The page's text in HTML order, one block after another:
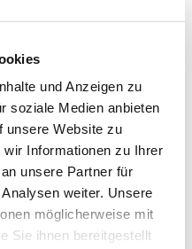
und Anzeigen zu
soziale Medien anbieten
unsere Website zu
Informationen zu Ihrer
unsere Partner für
weiter. Unsere
möglicherweise mit
Sie ihnen bereitgestellt